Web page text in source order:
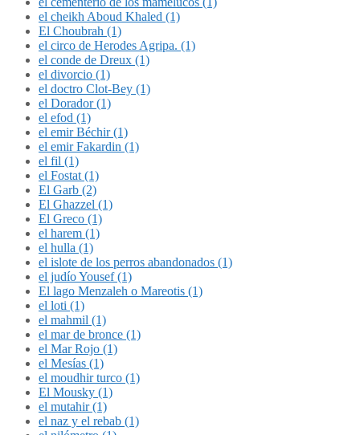
el cheikh Aboud Khaled (1)
El Choubrah (1)
el circo de Herodes Agripa. (1)
el conde de Dreux (1)
el divorcio (1)
el doctro Clot-Bey (1)
el Dorador (1)
el efod (1)
el emir Béchir (1)
el emir Fakardin (1)
el fil (1)
el Fostat (1)
El Garb (2)
El Ghazzel (1)
El Greco (1)
el harem (1)
el hulla (1)
el islote de los perros abandonados (1)
el judío Yousef (1)
El lago Menzaleh o Mareotis (1)
el loti (1)
el mahmil (1)
el mar de bronce (1)
el Mar Rojo (1)
el Mesías (1)
el moudhir turco (1)
El Mousky (1)
el mutahir (1)
el naz y el rebab (1)